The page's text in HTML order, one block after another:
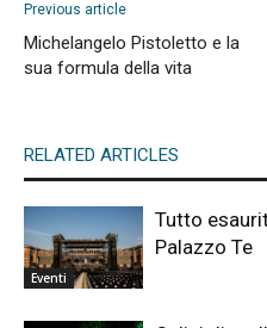
Previous article
Michelangelo Pistoletto e la
sua formula della vita
RELATED ARTICLES
Eventi
Tutto
Palazzo Te